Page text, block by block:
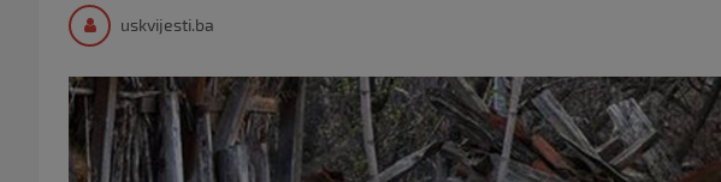
uskvijesti.ba